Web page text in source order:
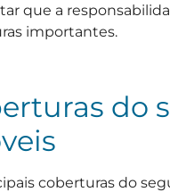
que a
importantes.
do
coberturas do